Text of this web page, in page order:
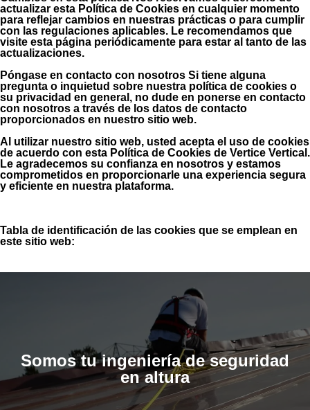
actualizar esta Política de Cookies en cualquier momento
para reflejar cambios en nuestras prácticas o para cumplir
con las regulaciones aplicables. Le recomendamos que
visite esta página periódicamente para estar al tanto de las
actualizaciones.
Póngase en contacto con nosotros Si tiene alguna
pregunta o inquietud sobre nuestra política de cookies o
su privacidad en general, no dude en ponerse en contacto
con nosotros a través de los datos de contacto
proporcionados en nuestro sitio web.
Al utilizar nuestro sitio web, usted acepta el uso de cookies
de acuerdo con esta Política de Cookies de Vertice Vertical.
Le agradecemos su confianza en nosotros y estamos
comprometidos en proporcionarle una experiencia segura
y eficiente en nuestra plataforma.
Tabla de identificación de las cookies que se emplean en
este sitio web:
Somos tu ingeniería de seguridad
en altura